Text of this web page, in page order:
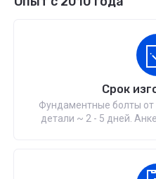
Срок
Фундаментные болты
детали ~ 2 - 5 дней.